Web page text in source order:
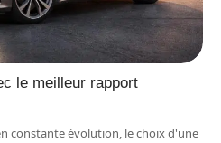
le meilleur rapport
constante évolution, le choix d'une